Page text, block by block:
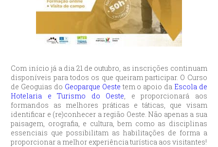
Com início já a dia 21 de outubro, as inscrições continuam
disponíveis para todos os que queiram participar. O Curso
de Geoguias do Geoparque Oeste tem o apoio da Escola de
Hotelaria e Turismo do Oeste, e proporcionará aos
formandos as melhores práticas e táticas, que visam
identificar e (re)conhecer a região Oeste. Não apenas a sua
paisagem, orografia, e cultura, bem como as disciplinas
essenciais que possibilitam as habilitações de forma a
proporcionar a melhor experiência turística aos visitantes!